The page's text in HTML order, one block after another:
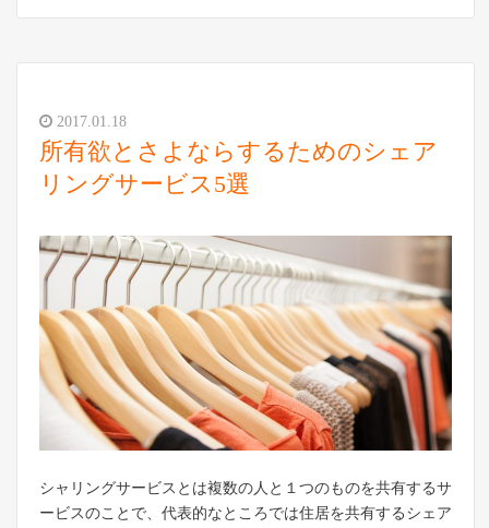
2017.01.18
所有欲とさよならするためのシェア
リングサービス5選
シャリングサービスとは複数の人と１つのものを共有するサ
ービスのことで、代表的なところでは住居を共有するシェア